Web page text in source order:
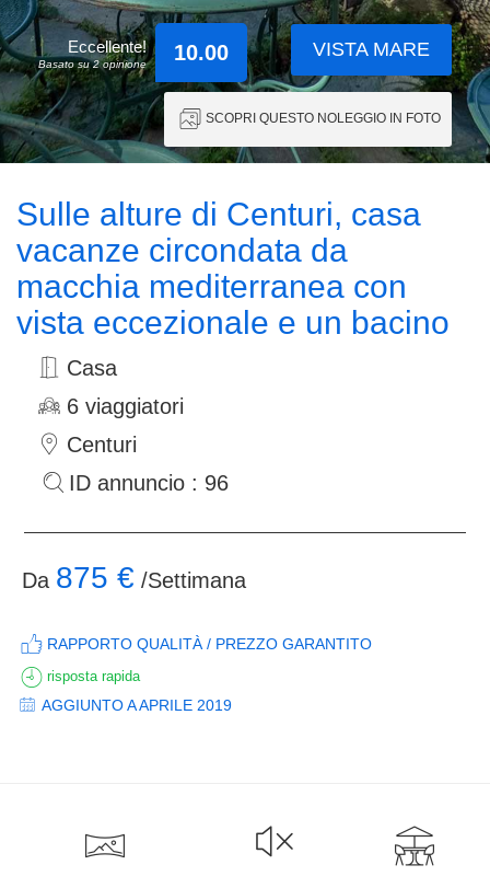
Eccellente!
Basato su 2 opinione 10.00 VISTA MARE
SCOPRI QUESTO NOLEGGIO IN FOTO
Sulle alture di Centuri, casa
vacanze circondata da
macchia mediterranea con
vista eccezionale e un bacino
Casa
6 viaggiatori
Centuri
ID annuncio : 96
Da 875 € /Settimana
RAPPORTO QUALITÀ / PREZZO GARANTITO
risposta rapida
AGGIUNTO A APRILE 2019